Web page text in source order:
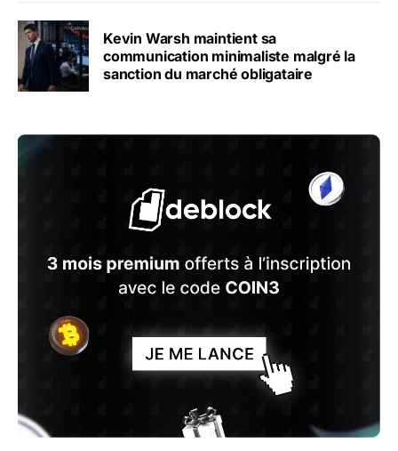
Kevin Warsh maintient sa
communication minimaliste malgré la
sanction du marché obligataire